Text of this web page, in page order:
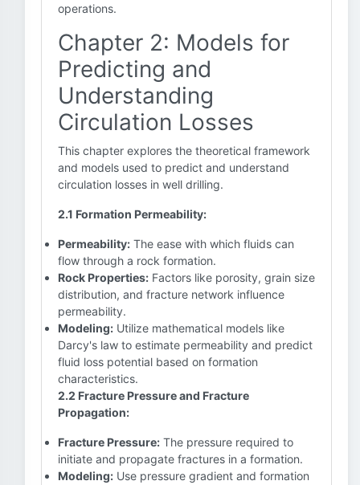
operations.
Chapter 2: Models for
Predicting and
Understanding
Circulation Losses
This chapter explores the theoretical framework
and models used to predict and understand
circulation losses in well drilling.
2.1 Formation Permeability:
Permeability: The ease with which fluids can
flow through a rock formation.
Rock Properties: Factors like porosity, grain size
distribution, and fracture network influence
permeability.
Modeling: Utilize mathematical models like
Darcy's law to estimate permeability and predict
fluid loss potential based on formation
characteristics.
2.2 Fracture Pressure and Fracture
Propagation:
Fracture Pressure: The pressure required to
initiate and propagate fractures in a formation.
Modeling: Use pressure gradient and formation